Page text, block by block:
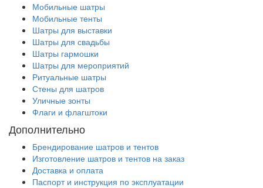
Мобильные шатры
Мобильные тенты
Шатры для выставки
Шатры для свадьбы
Шатры гармошки
Шатры для мероприятий
Ритуальные шатры
Стены для шатров
Уличные зонты
Флаги и флагштоки
Дополнительно
Брендирование шатров и тентов
Изготовление шатров и тентов на заказ
Доставка и оплата
Паспорт и инструкция по эксплуатации